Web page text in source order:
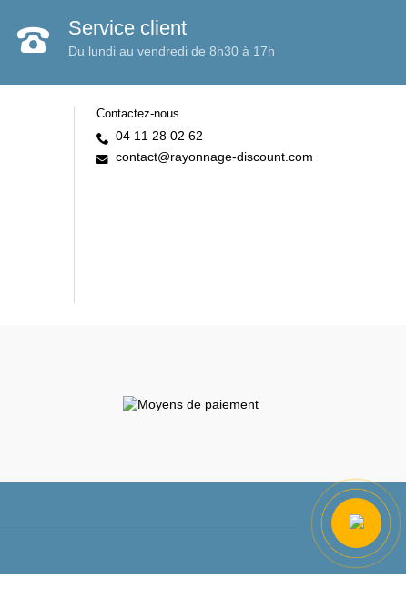
Service client
Du lundi au vendredi de 8h30 à 17h
Contactez-nous
04 11 28 02 62
contact@rayonnage-discount.com